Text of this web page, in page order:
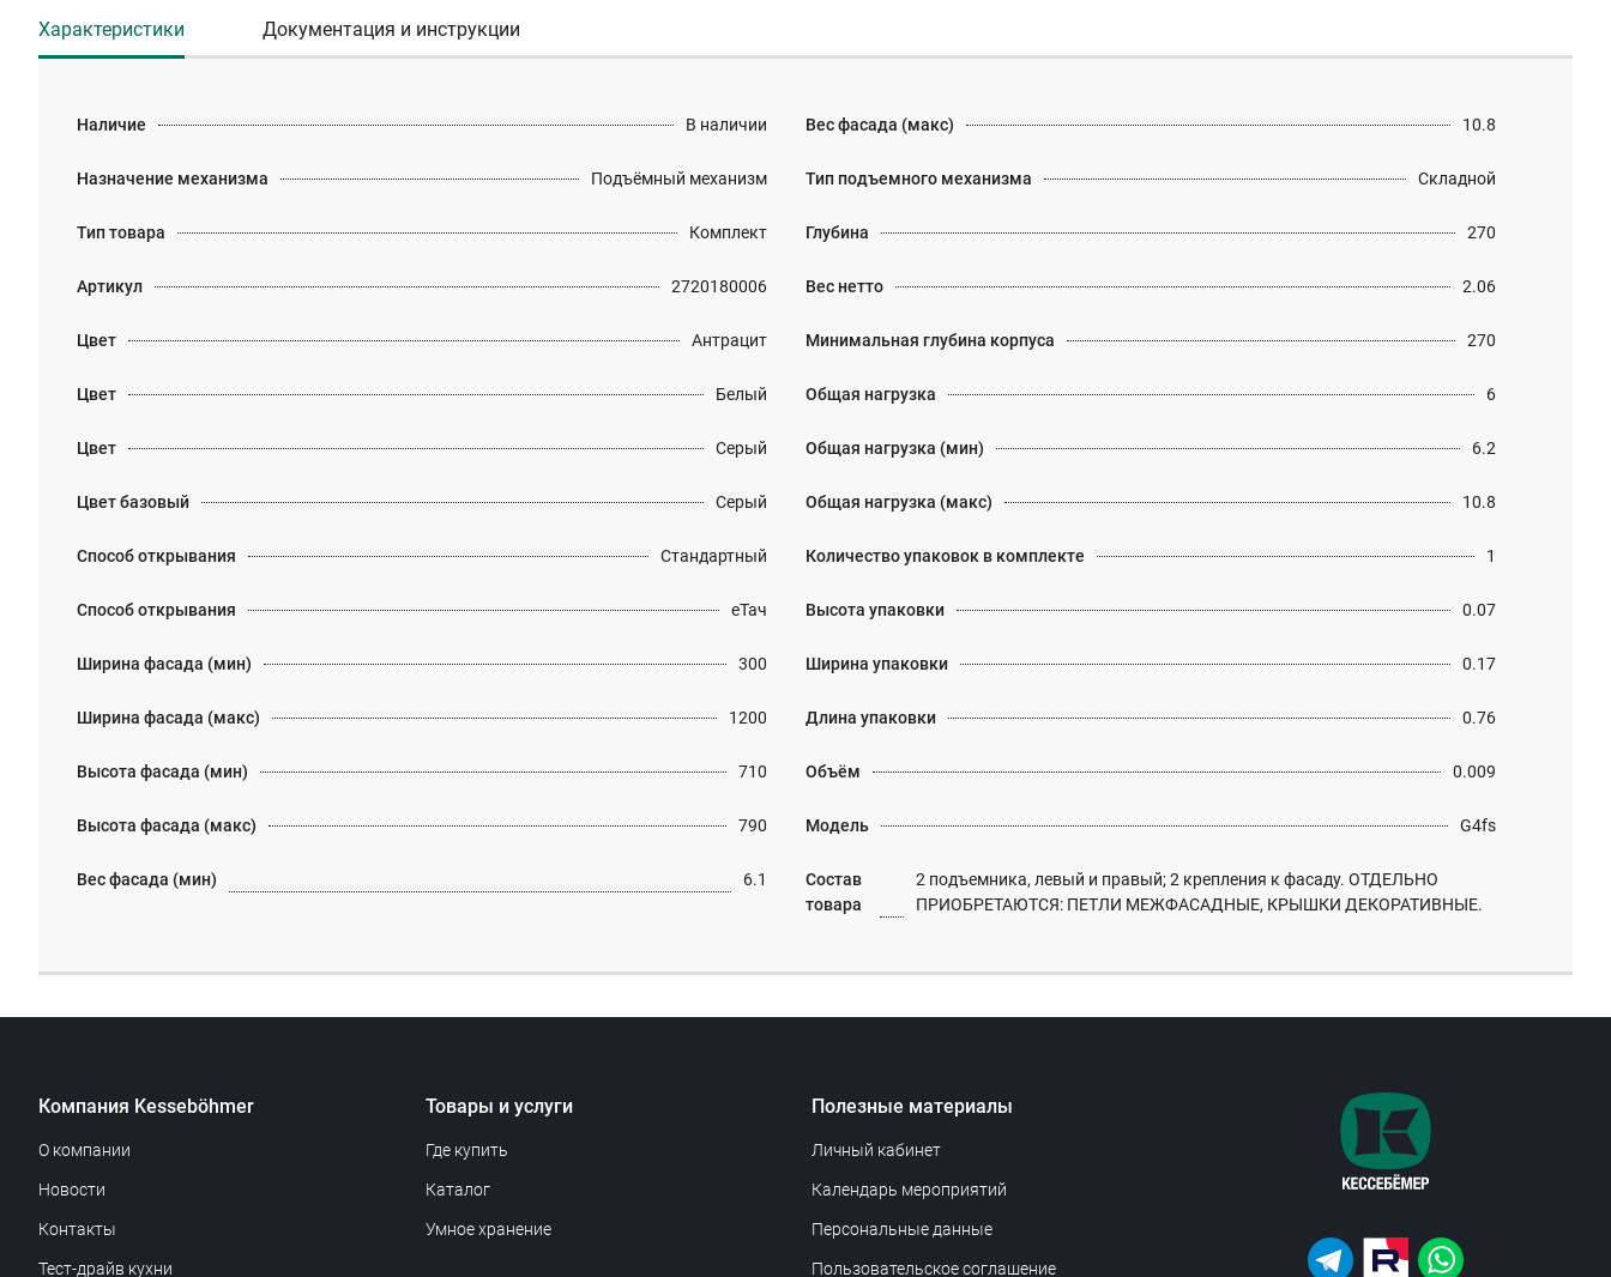
Характеристики Документация и инструкции
Наличие В наличии
Назначение механизма Подъёмный механизм
Тип товара Комплект
Артикул 2720180006
Цвет Антрацит
Цвет Белый
Цвет Серый
Цвет базовый Серый
Способ открывания Стандартный
Способ открывания еТач
Ширина фасада (мин) 300
Ширина фасада (макс) 1200
Высота фасада (мин) 710
Высота фасада (макс) 790
Вес фасада (мин) 6.1
Вес фасада (макс) 10.8
Тип подъемного механизма Складной
Глубина 270
Вес нетто 2.06
Минимальная глубина корпуса 270
Общая нагрузка 6
Общая нагрузка (мин) 6.2
Общая нагрузка (макс) 10.8
Количество упаковок в комплекте 1
Высота упаковки 0.07
Ширина упаковки 0.17
Длина упаковки 0.76
Объём 0.009
Модель G4fs
Состав
товара
2 подъемника, левый и правый; 2 крепления к фасаду. ОТДЕЛЬНО
ПРИОБРЕТАЮТСЯ: ПЕТЛИ МЕЖФАСАДНЫЕ, КРЫШКИ ДЕКОРАТИВНЫЕ.
Компания Kesseböhmer
О компании
Новости
Контакты
Тест-драйв кухни
Товары и услуги
Где купить
Каталог
Умное хранение
Полезные материалы
Личный кабинет
Календарь мероприятий
Персональные данные
Пользовательское соглашение